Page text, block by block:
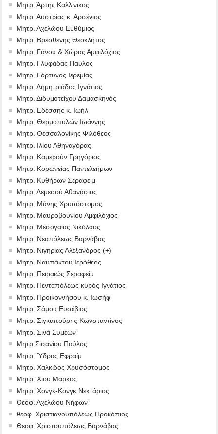
Μητρ. Άρτης Καλλίνικος
Μητρ. Αυστρίας κ. Αρσένιος
Μητρ. Αχελώου Ευθύμιος
Μητρ. Βρεσθένης Θεόκλητος
Μητρ. Γάνου & Χώρας Αμφιλόχιος
Μητρ. Γλυφάδας Παύλος
Μητρ. Γόρτυνος Ιερεμίας
Μητρ. Δημητριάδος Ιγνάτιος
Μητρ. Διδυμοτείχου Δαμασκηνός
Μητρ. Εδέσσης κ. Ιωήλ
Μητρ. Θερμοπυλών Ιωάννης
Μητρ. Θεσσαλονίκης Φιλόθεος
Μητρ. Ιλίου Αθηναγόρας
Μητρ. Καμερούν Γρηγόριος
Μητρ. Κορωνείας Παντελεήμων
Μητρ. Κυθήρων Σεραφείμ
Μητρ. Λεμεσού Αθανάσιος
Μητρ. Μάνης Χρυσόστομος
Μητρ. Μαυροβουνίου Αμφιλόχιος
Μητρ. Μεσογαίας Νικόλαος
Μητρ. Νεαπόλεως Βαρνάβας
Μητρ. Νιγηρίας Αλέξανδρος (+)
Μητρ. Ναυπάκτου Ιερόθεος
Μητρ. Πειραιώς Σεραφείμ
Μητρ. Πενταπόλεως κυρός Ιγνάτιος
Μητρ. Προικοννήσου κ. Ιωσήφ
Μητρ. Σάμου Ευσέβιος
Μητρ. Σιγκαπούρης Κωνσταντίνος
Μητρ. Σινά Συμεών
Μητρ.Σισανίου Παύλος
Μητρ. Ύδρας Εφραίμ
Μητρ. Χαλκίδος Χρυσόστομος
Μητρ. Χίου Μάρκος
Μητρ. Χονγκ-Κονγκ Νεκτάριος
Θεοφ. Αχελώου Νήφων
θεοφ. Χριστιανουπόλεως Προκόπιος
Θεοφ. Χριστουπόλεως Βαρνάβας